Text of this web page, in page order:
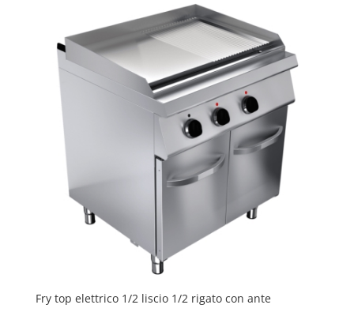
Fry top elettrico 1/2 liscio 1/2 rigato con ante